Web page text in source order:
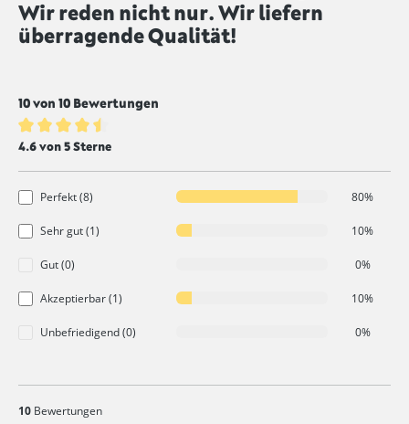
Durchschnittliche Bewertung von 4.6 von 5 Sternen
Wir reden nicht nur. Wir liefern
überragende Qualität!
10 von 10 Bewertungen
Durchschnittliche Bewertung von 4.6 von 5 Sternen
4.6 von 5 Sterne
Perfekt (8) 80%
Sehr gut (1) 10%
Gut (0) 0%
Akzeptierbar (1) 10%
Unbefriedigend (0) 0%
10 Bewertungen